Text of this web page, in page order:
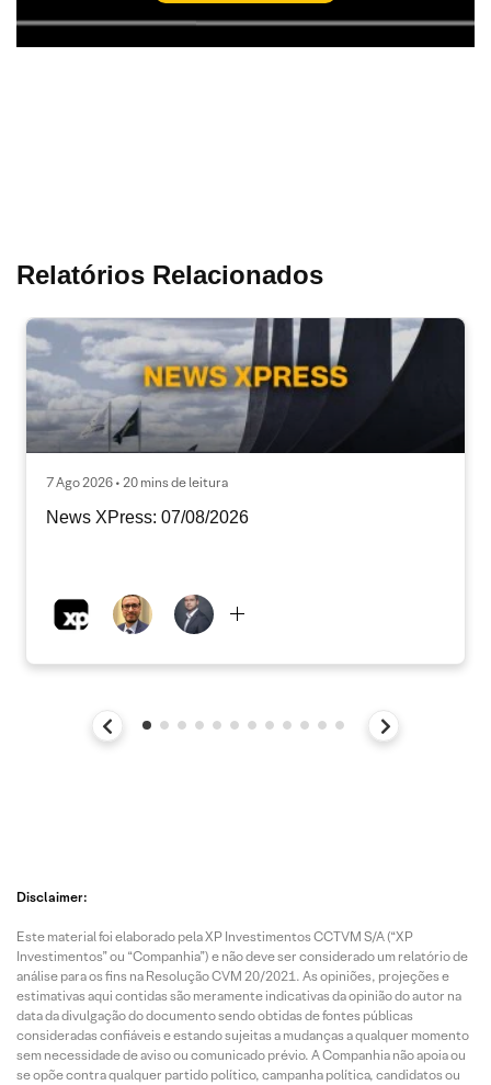
Relatórios Relacionados
7 Ago 2026 • 20 mins de leitura
News XPress: 07/08/2026
Disclaimer:
Este material foi elaborado pela XP Investimentos CCTVM S/A (“XP
Investimentos” ou “Companhia”) e não deve ser considerado um relatório de
análise para os fins na Resolução CVM 20/2021. As opiniões, projeções e
estimativas aqui contidas são meramente indicativas da opinião do autor na
data da divulgação do documento sendo obtidas de fontes públicas
consideradas confiáveis e estando sujeitas a mudanças a qualquer momento
sem necessidade de aviso ou comunicado prévio. A Companhia não apoia ou
se opõe contra qualquer partido político, campanha política, candidatos ou